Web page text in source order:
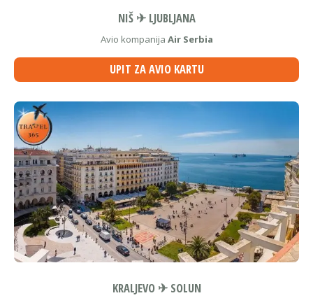
NIŠ ✈ LJUBLJANA
Avio kompanija Air Serbia
UPIT ZA AVIO KARTU
KRALJEVO ✈ SOLUN